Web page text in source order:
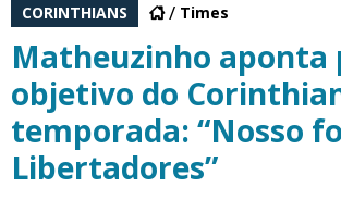
CORINTHIANS Times
Matheuzinho aponta
objetivo do
temporada: “Nosso
Libertadores”